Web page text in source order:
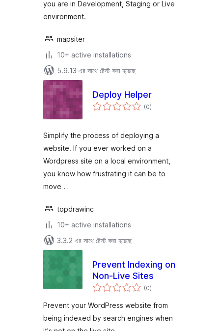
you are in Development, Staging or Live
environment.
mapsiter
10+ active installations
5.9.13 এর সাথে টেস্ট করা হয়েছে
Deploy Helper
(0total
ratings
)
Simplify the process of deploying a
website. If you ever worked on a
Wordpress site on a local environment,
you know how frustrating it can be to
move …
topdrawinc
10+ active installations
3.3.2 এর সাথে টেস্ট করা হয়েছে
Prevent Indexing on
Non-Live Sites
(0total
ratings
)
Prevent your WordPress website from
being indexed by search engines when